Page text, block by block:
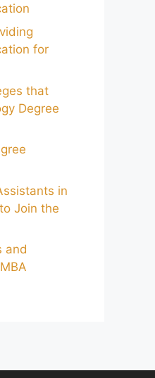
for
that
Degree
in
Join the
and